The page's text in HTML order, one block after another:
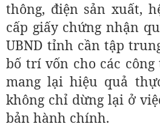
thông, điện sản xuất,
cấp giấy chứng nhận
UBND tỉnh cần tập
bố trí vốn cho các
mang lại hiệu quả
không chỉ dừng lại ở
bản hành chính.